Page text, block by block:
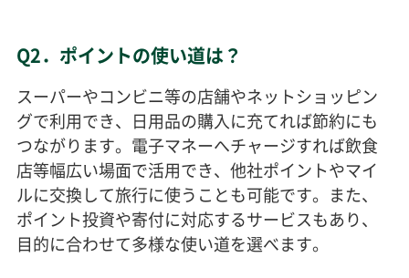
Q2．ポイントの使い道は？
スーパーやコンビニ等の店舗やネットショッピン
グで利用でき、日用品の購入に充てれば節約にも
つながります。電子マネーへチャージすれば飲食
店等幅広い場面で活用でき、他社ポイントやマイ
ルに交換して旅行に使うことも可能です。また、
ポイント投資や寄付に対応するサービスもあり、
目的に合わせて多様な使い道を選べます。